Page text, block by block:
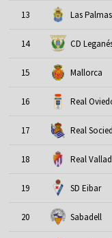
13 Las Palmas
14 CD
15 Mallorca
16 Real
17 Real
18 Real
19 SD Eibar
20 Sabadell